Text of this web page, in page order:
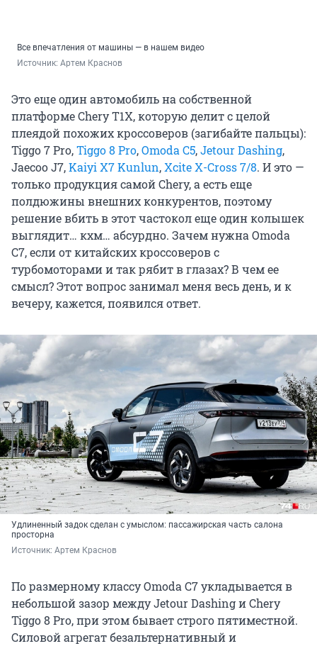
Все впечатления от машины — в нашем видео
Источник: Артем Краснов
Это еще один автомобиль на собственной
платформе Chery T1X, которую делит с целой
плеядой похожих кроссоверов (загибайте пальцы):
Tiggo 7 Pro,Tiggo 8 Pro,Omoda C5,Jetour Dashing,
Jaecoo J7,Kaiyi X7 Kunlun,Xcite X-Cross 7/8. И это —
только продукция самой Chery, а есть еще
полдюжины внешних конкурентов, поэтому
решение вбить в этот частокол еще один колышек
выглядит… кхм… абсурдно. Зачем нужна Omoda
C7, если от китайских кроссоверов с
турбомоторами и так рябит в глазах? В чем ее
смысл? Этот вопрос занимал меня весь день, и к
вечеру, кажется, появился ответ.
Удлиненный задок сделан с умыслом: пассажирская часть салона
просторна
Источник: Артем Краснов
По размерному классу Omoda C7 укладывается в
небольшой зазор между Jetour Dashing и Chery
Tiggo 8 Pro, при этом бывает строго пятиместной.
Силовой агрегат безальтернативный и